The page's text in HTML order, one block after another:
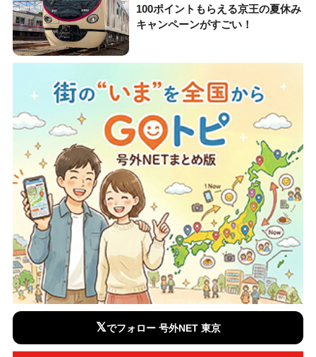
100ポイントもらえる京王の夏休み
キャンペーンがすごい！
𝕏でフォロー 号外NET 東京